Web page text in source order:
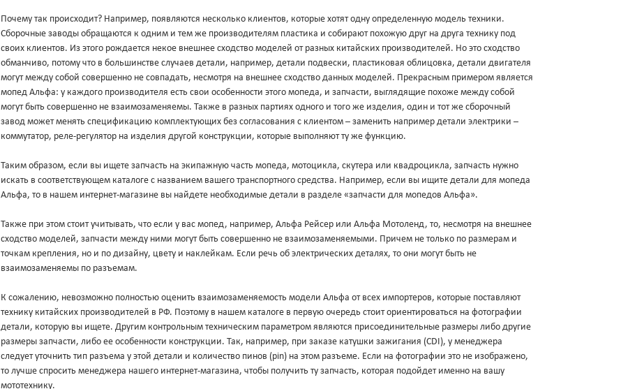
Почему так происходит? Например, появляются несколько клиентов, которые хотят одну определенную модель техники.
Сборочные заводы обращаются к одним и тем же производителям пластика и собирают похожую друг на друга технику под
своих клиентов. Из этого рождается некое внешнее сходство моделей от разных китайских производителей. Но это сходство
обманчиво, потому что в большинстве случаев детали, например, детали подвески, пластиковая облицовка, детали двигателя
могут между собой совершенно не совпадать, несмотря на внешнее сходство данных моделей. Прекрасным примером является
мопед Альфа: у каждого производителя есть свои особенности этого мопеда, и запчасти, выглядящие похоже между собой
могут быть совершенно не взаимозаменяемы. Также в разных партиях одного и того же изделия, один и тот же сборочный
завод может менять спецификацию комплектующих без согласования с клиентом – заменить например детали электрики –
коммутатор, реле-регулятор на изделия другой конструкции, которые выполняют ту же функцию.
Таким образом, если вы ищете запчасть на экипажную часть мопеда, мотоцикла, скутера или квадроцикла, запчасть нужно
искать в соответствующем каталоге с названием вашего транспортного средства. Например, если вы ищите детали для мопеда
Альфа, то в нашем интернет-магазине вы найдете необходимые детали в разделе «запчасти для мопедов Альфа».
Также при этом стоит учитывать, что если у вас мопед, например, Альфа Рейсер или Альфа Мотоленд, то, несмотря на внешнее
сходство моделей, запчасти между ними могут быть совершенно не взаимозаменяемыми. Причем не только по размерам и
точкам крепления, но и по дизайну, цвету и наклейкам. Если речь об электрических деталях, то они могут быть не
взаимозаменяемы по разъемам.
К сожалению, невозможно полностью оценить взаимозаменяемость модели Альфа от всех импортеров, которые поставляют
технику китайских производителей в РФ. Поэтому в нашем каталоге в первую очередь стоит ориентироваться на фотографии
детали, которую вы ищете. Другим контрольным техническим параметром являются присоединительные размеры либо другие
размеры запчасти, либо ее особенности конструкции. Так, например, при заказе катушки зажигания (CDI), у менеджера
следует уточнить тип разъема у этой детали и количество пинов (pin) на этом разъеме. Если на фотографии это не изображено,
то лучше спросить менеджера нашего интернет-магазина, чтобы получить ту запчасть, которая подойдет именно на вашу
мототехнику.